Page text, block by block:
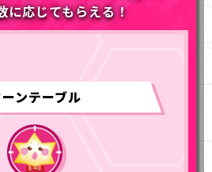
に応じてもらえる！
ンテーブル